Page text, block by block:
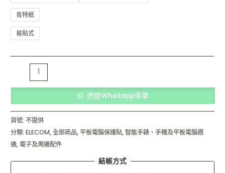
肯特紙
易貼式
透過Whatapp落單
貨號:不提供
分類:ELECOM,全部商品,平板電腦保護貼,智能手錶、手機及平板電腦週
邊,電子及周邊配件
結帳方式